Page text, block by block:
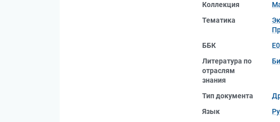
Коллекция
Тематика
ББК
Литература по
отраслям
знания
Тип документа
Язык